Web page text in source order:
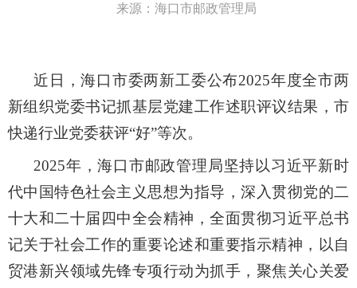
来源：海口市邮政管理局
近日，海口市委两新工委公布2025年度全市两
新组织党委书记抓基层党建工作述职评议结果，市
快递行业党委获评“好”等次。
2025年，海口市邮政管理局坚持以习近平新时
代中国特色社会主义思想为指导，深入贯彻党的二
十大和二十届四中全会精神，全面贯彻习近平总书
记关于社会工作的重要论述和重要指示精神，以自
贸港新兴领域先锋专项行动为抓手，聚焦关心关爱